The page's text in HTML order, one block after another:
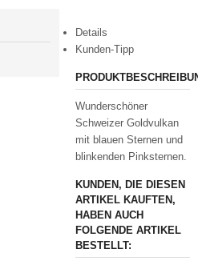
Details
Kunden-Tipp
Wunderschöner
Schweizer Goldvulkan
mit blauen Sternen und
blinkenden Pinksternen.
KUNDEN, DIE DIESEN
ARTIKEL KAUFTEN,
HABEN AUCH
FOLGENDE ARTIKEL
BESTELLT: